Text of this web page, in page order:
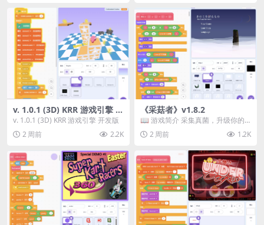
v. 1.0.1 (3D) KRR 游戏引擎 开
发版
v. 1.0.1 (3D) KRR 游戏引擎 开发版
2 周前
2.2K
《采菇者》v1.8.2
📖 游戏简介 采集真菌，升级你的
机体，并前往未知领域探索。 这是
一款静谧的探索冒...
2 周前 1.2K